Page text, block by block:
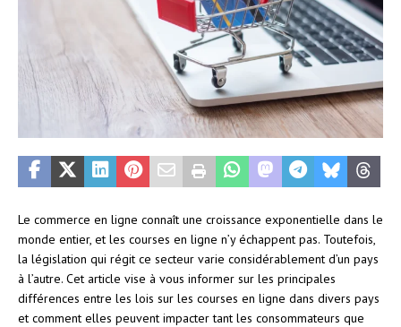
Le commerce en ligne connaît une croissance exponentielle dans le
monde entier, et les courses en ligne n’y échappent pas. Toutefois,
la législation qui régit ce secteur varie considérablement d’un pays
à l’autre. Cet article vise à vous informer sur les principales
différences entre les lois sur les courses en ligne dans divers pays
et comment elles peuvent impacter tant les consommateurs que